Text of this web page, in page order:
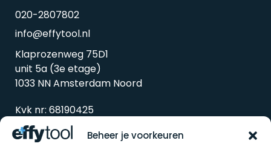
Beheer je voorkeuren
020-2807802
info@effytool.nl
Klaprozenweg 75D1
unit 5a (3e etage)
1033 NN Amsterdam Noord
Kvk nr: 68190425
Btw nr: 857338298B01